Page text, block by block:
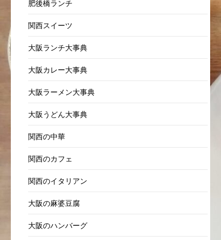
肥後橋ランチ
関西スイーツ
大阪ランチ大事典
大阪カレー大事典
大阪ラーメン大事典
大阪うどん大事典
関西の中華
関西のカフェ
関西のイタリアン
大阪の麻婆豆腐
大阪のハンバーグ